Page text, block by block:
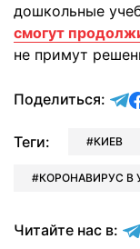
дошкольные
смогут
не примут
Поделиться:
Теги: КИЕВ
КОРОНАВИРУС В
Читайте нас в: